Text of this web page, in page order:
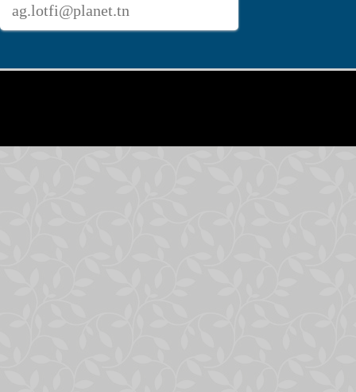
ag.lotfi@planet.tn